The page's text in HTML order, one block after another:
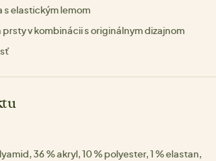
s elastickým lemom
v kombinácii s originálnym dizajnom
36 % akryl, 10 % polyester, 1 % elastan,